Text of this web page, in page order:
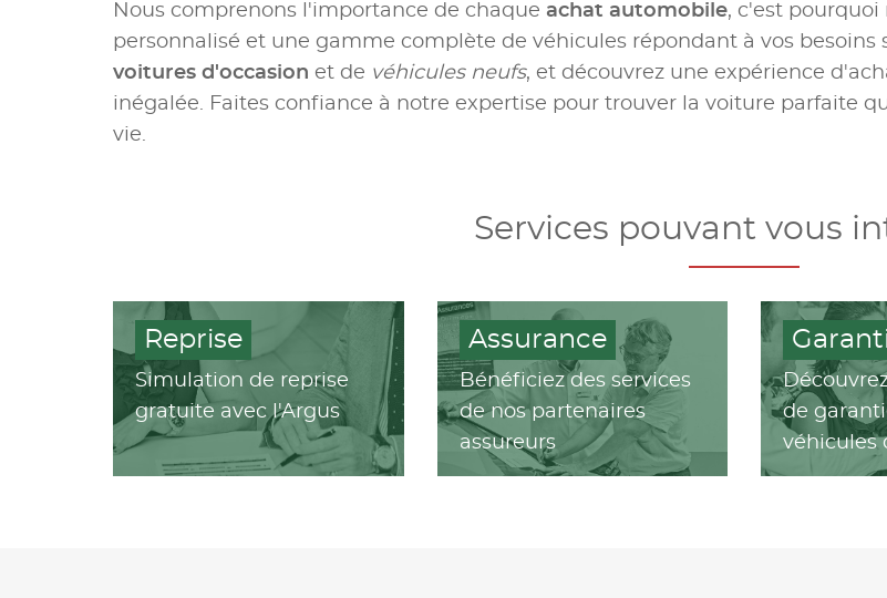
Nous comprenons l'importance de chaque achat automobile, c'est pourquoi
personnalisé et une gamme complète de véhicules répondant à vos besoins
voitures d'occasion et de véhicules neufs, et découvrez une expérience
inégalée. Faites confiance à notre expertise pour trouver la voiture parfaite
vie.
Services pouvant vous
Reprise
Simulation de reprise
gratuite avec l'Argus
Assurance
Bénéficiez des services
de nos partenaires
assureurs
de
véhicules